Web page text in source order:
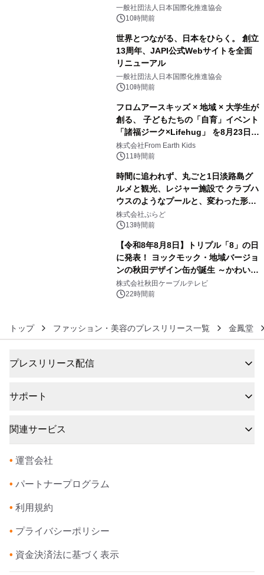
をリリース
一般社団法人日本国際化推進協会
10時間前
世界とつながる、日本をひらく。 創立
13周年、JAPI公式Webサイトを全面
リニューアル
一般社団法人日本国際化推進協会
10時間前
フロムアースキッズ × 地域 × 大学生が
創る、 子どもたちの「自育」イベント
「諸福ジーク×Lifehug」 を8月23日
(日)開催
株式会社From Earth Kids
11時間前
時間に追われず、丸ごと1日淡路島グ
ルメと観光、レジャー施設で クラブハ
ウスのようなプールと、変わった形の
サウナも 「THE BOXY AWAJI」のお
得な素泊まり連泊プランで
株式会社ぷらど
13時間前
【令和8年8月8日】トリプル「8」の日
に発表！ ヨックモック・地域バージョ
ンの秋田デザイン缶が誕生 ～かわいい
秋田犬の子犬と秋田の四季と名所を巡
るパッケージ～ 9月1日(火)秋田県内で
株式会社秋田ケーブルテレビ
22時間前
トップ ファッション・美容のプレスリリース一覧 金鳳堂
プレスリリース配信
サポート
関連サービス
• 運営会社
• パートナープログラム
• 利用規約
• プライバシーポリシー
• 資金決済法に基づく表示